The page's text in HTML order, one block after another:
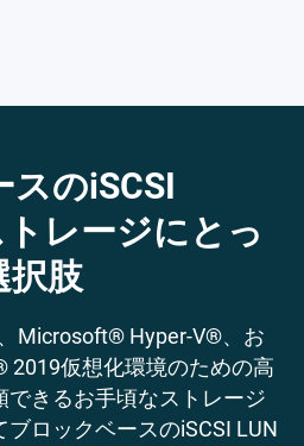
スのiSCSI
レージにとっ
択肢
Microsoft® Hyper-V®、お
2019仮想化環境のための高
できるお手頃なストレージ
ロックベースのiSCSI LUN